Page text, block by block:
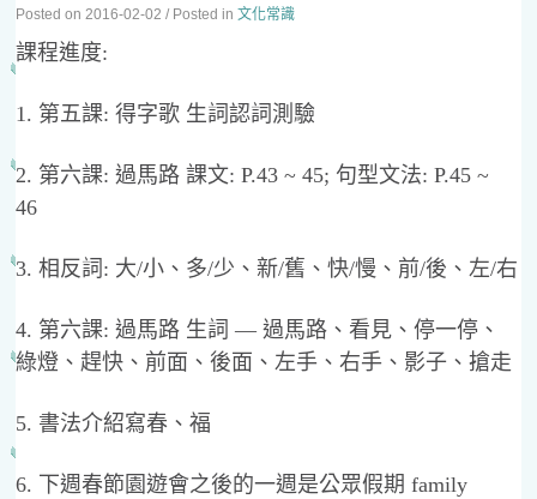
Posted on2016-02-02 / Posted in文化常識
課程進度:
1. 第五課: 得字歌 生詞認詞測驗
2. 第六課: 過馬路 課文: P.43 ~ 45; 句型文法: P.45 ~
46
3. 相反詞: 大/小、多/少、新/舊、快/慢、前/後、左/右
4. 第六課: 過馬路 生詞 — 過馬路、看見、停一停、
綠燈、趕快、前面、後面、左手、右手、影子、搶走
5. 書法介紹寫春、福
6. 下週春節園遊會之後的一週是公眾假期 family